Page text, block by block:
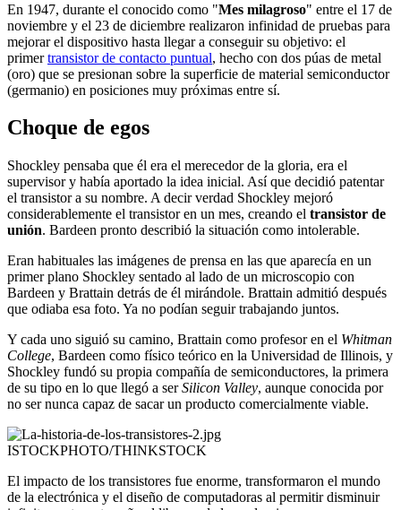
En 1947, durante el conocido como "Mes milagroso" entre el 17 de
noviembre y el 23 de diciembre realizaron infinidad de pruebas para
mejorar el dispositivo hasta llegar a conseguir su objetivo: el
primertransistor de contacto puntual, hecho con dos púas de metal
(oro) que se presionan sobre la superficie de material semiconductor
(germanio) en posiciones muy próximas entre sí.
Choque de egos
Shockley pensaba que él era el merecedor de la gloria, era el
supervisor y había aportado la idea inicial. Así que decidió patentar
el transistor a su nombre. A decir verdad Shockley mejoró
considerablemente el transistor en un mes, creando el transistor de
unión. Bardeen pronto describió la situación como intolerable.
Eran habituales las imágenes de prensa en las que aparecía en un
primer plano Shockley sentado al lado de un microscopio con
Bardeen y Brattain detrás de él mirándole. Brattain admitió después
que odiaba esa foto. Ya no podían seguir trabajando juntos.
Y cada uno siguió su camino, Brattain como profesor en el Whitman
College, Bardeen como físico teórico en la Universidad de Illinois, y
Shockley fundó su propia compañía de semiconductores, la primera
de su tipo en lo que llegó a serSilicon Valley, aunque conocida por
no ser nunca capaz de sacar un producto comercialmente viable.
ISTOCKPHOTO/THINKSTOCK
El impacto de los transistores fue enorme, transformaron el mundo
de la electrónica y el diseño de computadoras al permitir disminuir